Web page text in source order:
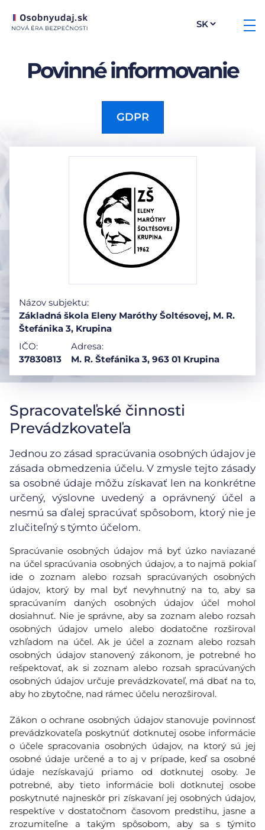
Povinné informovanie
GDPR
Názov subjektu:
Základná škola Eleny Maróthy Šoltésovej, M. R.
Štefánika 3, Krupina
IČO:
37830813
Adresa:
M. R. Štefánika 3, 963 01 Krupina
Spracovateľské činnosti
Prevádzkovateľa
Jednou zo zásad spracúvania osobných údajov je
zásada obmedzenia účelu. V zmysle tejto zásady
sa osobné údaje môžu získavať len na konkrétne
určený, výslovne uvedený a oprávnený účel a
nesmú sa ďalej spracúvať spôsobom, ktorý nie je
zlučiteľný s týmto účelom.
Spracúvanie osobných údajov má byť úzko naviazané
na účel spracúvania osobných údajov, a to najmä pokiaľ
ide o zoznam alebo rozsah spracúvaných osobných
údajov, ktorý by mal byť nevyhnutný na to, aby sa
spracúvaním daných osobných údajov účel mohol
dosiahnuť. Nie je správne, aby sa zoznam alebo rozsah
osobných údajov umelo alebo dodatočne rozširoval
vzhľadom na účel. Ak je účel a zoznam alebo rozsah
osobných údajov stanovený zákonom, je potrebné ho
rešpektovať, ak si zoznam alebo rozsah spracúvaných
osobných údajov určuje prevádzkovateľ, má dbať na to,
aby ho zbytočne, nad rámec účelu nerozširoval.
Zákon o ochrane osobných údajov stanovuje povinnosť
prevádzkovateľa poskytnúť dotknutej osobe informácie
o účele spracovania osobných údajov, na ktorý sú jej
osobné údaje určené a to aj v prípade, keď sa osobné
údaje nezískavajú priamo od dotknutej osoby. Je
potrebné, aby tieto informácie boli dotknutej osobe
poskytnuté najneskôr pri získavaní jej osobných údajov,
respektíve v dostatočnom časovom predstihu, jasne a
zrozumiteľne a takým spôsobom, aby sa s týmito